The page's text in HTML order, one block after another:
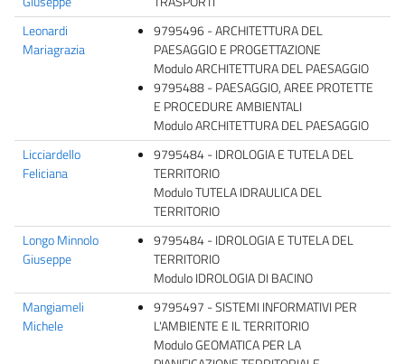
Leonardi
Mariagrazia
9795496 - ARCHITETTURA DEL
PAESAGGIO E PROGETTAZIONE
Modulo ARCHITETTURA DEL PAESAGGIO
9795488 - PAESAGGIO, AREE PROTETTE
E PROCEDURE AMBIENTALI
Modulo ARCHITETTURA DEL PAESAGGIO
Licciardello
Feliciana
9795484 - IDROLOGIA E TUTELA DEL
TERRITORIO
Modulo TUTELA IDRAULICA DEL
TERRITORIO
Longo Minnolo
Giuseppe
9795484 - IDROLOGIA E TUTELA DEL
TERRITORIO
Modulo IDROLOGIA DI BACINO
Mangiameli
Michele
9795497 - SISTEMI INFORMATIVI PER
L'AMBIENTE E IL TERRITORIO
Modulo GEOMATICA PER LA